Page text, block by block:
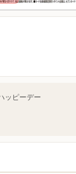
ッピーデー